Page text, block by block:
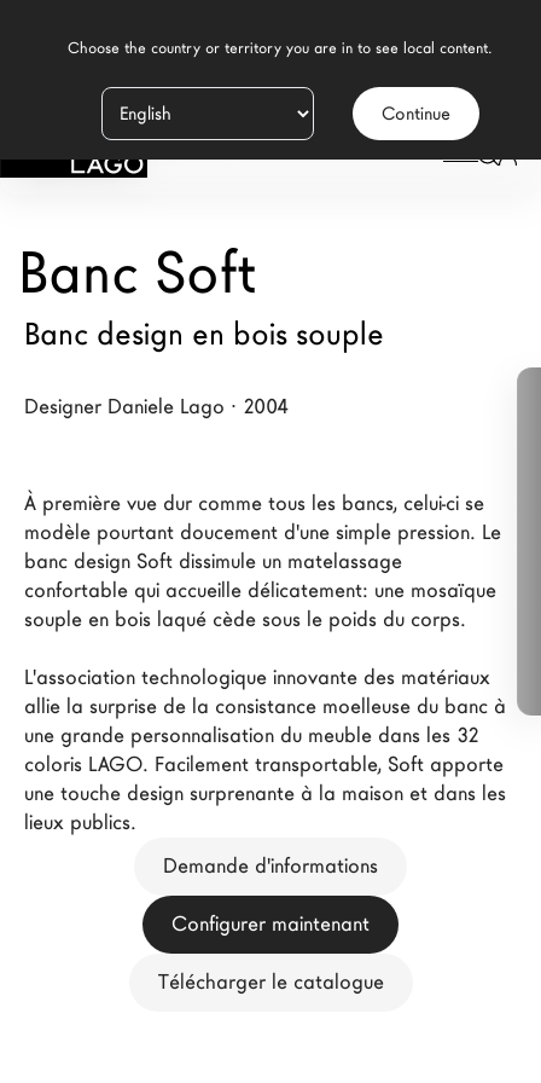
Continue
Produits
Configurateur
Contract
Promotions
La Brand
Architectes
LAGO Homes
Press
Catalogues
Contacts
Language
DESIGN SALLE À MANGER MODERNE CHAISES
BANC SOFT
Banc Soft
Banc design en bois souple
Designer Daniele Lago · 2004
À première vue dur comme tous les bancs, celui-ci se
modèle pourtant doucement d'une simple pression. Le
banc design Soft dissimule un matelassage
confortable qui accueille délicatement: une mosaïque
souple en bois laqué cède sous le poids du corps.
L'association technologique innovante des matériaux
allie la surprise de la consistance moelleuse du banc à
une grande personnalisation du meuble dans les 32
coloris LAGO. Facilement transportable, Soft apporte
une touche design surprenante à la maison et dans les
lieux publics.
Demande d'informations
Configurer maintenant
Télécharger le catalogue